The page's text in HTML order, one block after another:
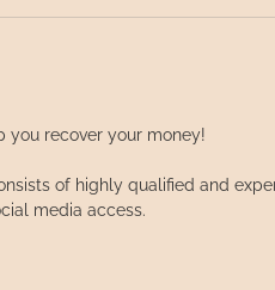
you recover your money!
of highly qualified and
media access.